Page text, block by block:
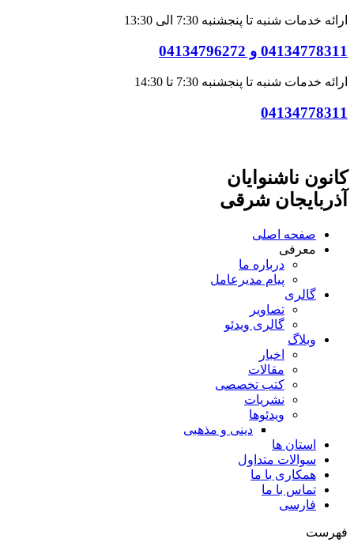
ارائه خدمات شنبه تا پنجشنبه 7:30 الی 13:30
04134778311 و 04134796272
ارائه خدمات شنبه تا پنجشنبه 7:30 تا 14:30
04134778311
کانون ناشنوایان
آذربایجان شرقی
صفحه اصلی
معرفی
درباره ما
پیام مدیرعامل
گالری
تصاویر
گالری ویدئو
وبلاگ
اخبار
مقالات
کتب تخصصی
نشریات
ویدئوها
دینی و مذهبی
استان ها
سوالات متداول
همکاری با ما
تماس با ما
فارسی
فهرست